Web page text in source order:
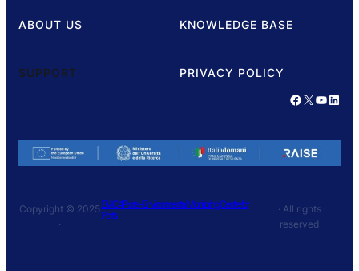
ABOUT US KNOWLEDGE BASE
SUPPORT PRIVACY POLICY
Facebook X YouTube LinkedIn
Copyright © 2025
·
EMC4Ports – Environmental Monitoring Centre for
Ports
· All rights
reserved